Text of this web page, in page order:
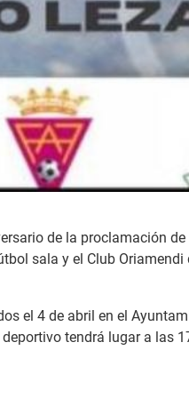
de la proclamación
sala y el Club Oriamendi
el 4 de abril en el
tendrá lugar a las